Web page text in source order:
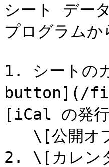
シート デー
プログラム
1. シートの
button](/
[iCal の発
2. \[カレン